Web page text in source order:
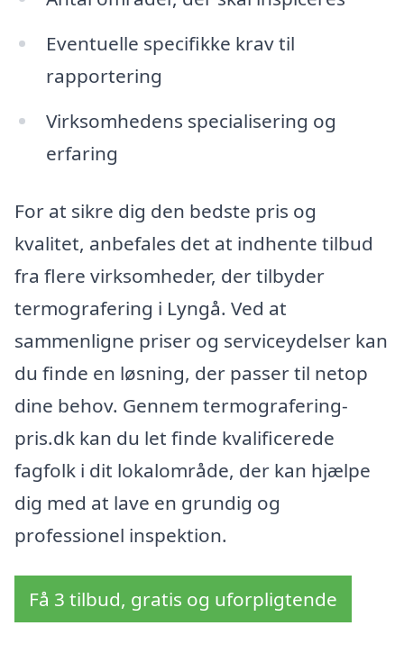
Eventuelle specifikke krav til
rapportering
Virksomhedens specialisering og
erfaring
For at sikre dig den bedste pris og
kvalitet, anbefales det at indhente tilbud
fra flere virksomheder, der tilbyder
termografering i Lyngå. Ved at
sammenligne priser og serviceydelser kan
du finde en løsning, der passer til netop
dine behov. Gennem termografering-
pris.dk kan du let finde kvalificerede
fagfolk i dit lokalområde, der kan hjælpe
dig med at lave en grundig og
professionel inspektion.
Få 3 tilbud, gratis og uforpligtende